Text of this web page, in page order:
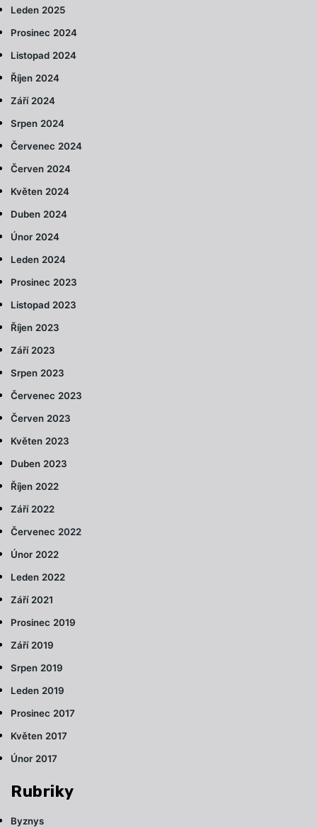
Leden 2025
Prosinec 2024
Listopad 2024
Říjen 2024
Září 2024
Srpen 2024
Červenec 2024
Červen 2024
Květen 2024
Duben 2024
Únor 2024
Leden 2024
Prosinec 2023
Listopad 2023
Říjen 2023
Září 2023
Srpen 2023
Červenec 2023
Červen 2023
Květen 2023
Duben 2023
Říjen 2022
Září 2022
Červenec 2022
Únor 2022
Leden 2022
Září 2021
Prosinec 2019
Září 2019
Srpen 2019
Leden 2019
Prosinec 2017
Květen 2017
Únor 2017
Rubriky
Byznys